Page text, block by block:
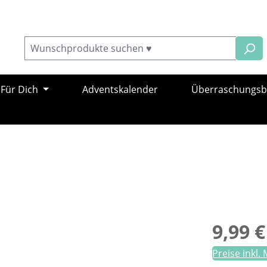
Für Dich Adventskalender
9,99 €
Preise inkl.